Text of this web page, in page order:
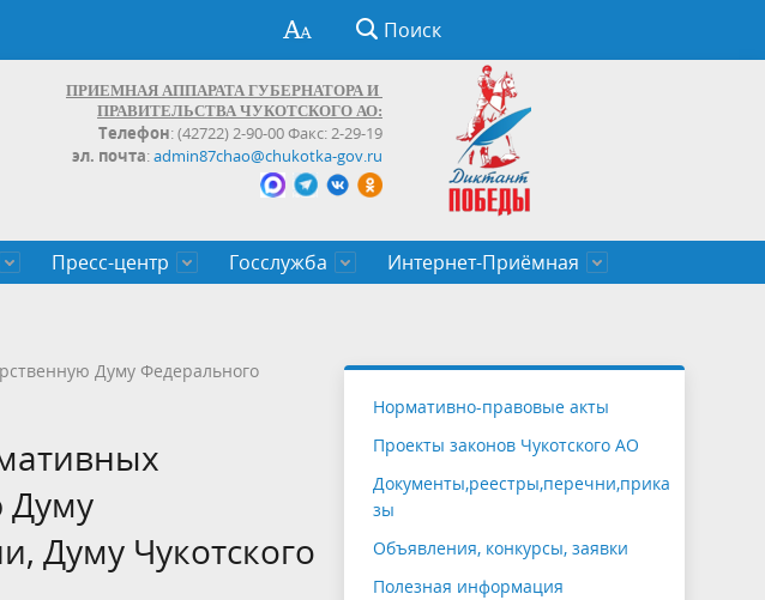
Поиск
ПРИЕМНАЯ АППАРАТА ГУБЕРНАТОРА И
ПРАВИТЕЛЬСТВА ЧУКОТСКОГО АО:
Телефон: (42722) 2-90-00 Факс: 2-29-19
эл. почта:admin87chao@chukotka-gov.ru
роста
Пресс-центр Госслужба
служащих Чукотского автономного
Интернет-Приёмная
Думу Федерального
Думу
Думу Чукотского
Нормативно-правовые акты
Проекты законов Чукотского АО
Документы,реестры,перечни,прика
зы
Объявления, конкурсы, заявки
Полезная информация